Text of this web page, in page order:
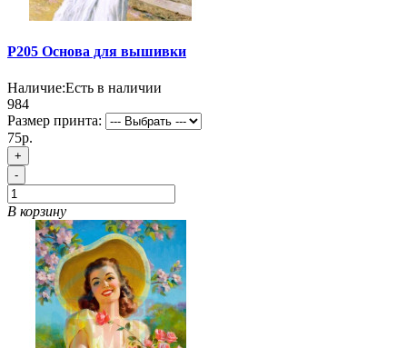
P205 Основа для вышивки
Наличие:Есть в наличии
984
Размер принта:
75р.
+
-
В корзину